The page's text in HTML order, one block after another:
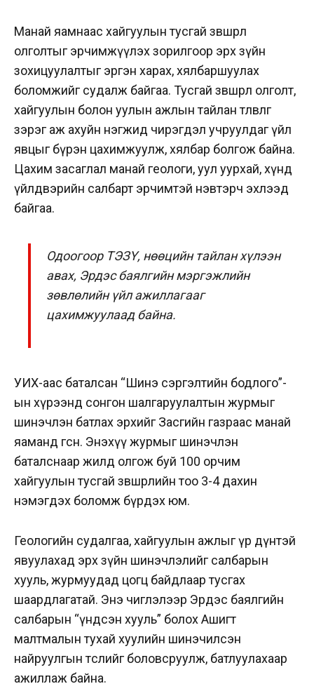
Манай яамнаас хайгуулын тусгай зөвшөөрөл
олголтыг эрчимжүүлэх зорилгоор эрх зүйн
зохицуулалтыг эргэн харах, хялбаршуулах
боломжийг судалж байгаа. Тусгай зөвшөөрөл олголт,
хайгуулын болон уулын ажлын тайлан төлөвлөгөө
зэрэг аж ахуйн нэгжид чирэгдэл учруулдаг үйл
явцыг бүрэн цахимжуулж, хялбар болгож байна.
Цахим засаглал манай геологи, уул уурхай, хүнд
үйлдвэрийн салбарт эрчимтэй нэвтэрч эхлээд
байгаа.
Одоогоор ТЭЗҮ, нөөцийн тайлан хүлээн
авах, Эрдэс баялгийн мэргэжлийн
зөвлөлийн үйл ажиллагааг
цахимжуулаад байна.
УИХ-аас баталсан “Шинэ сэргэлтийн бодлого”-
ын хүрээнд сонгон шалгаруулалтын журмыг
шинэчлэн батлах эрхийг Засгийн газраас манай
яаманд өгсөн. Энэхүү журмыг шинэчлэн
баталснаар жилд олгож буй 100 орчим
хайгуулын тусгай зөвшөөрлийн тоо 3-4 дахин
нэмэгдэх боломж бүрдэх юм.
Геологийн судалгаа, хайгуулын ажлыг үр дүнтэй
явуулахад эрх зүйн шинэчлэлийг салбарын
хууль, журмуудад цогц байдлаар тусгах
шаардлагатай. Энэ чиглэлээр Эрдэс баялгийн
салбарын “үндсэн хууль” болох Ашигт
малтмалын тухай хуулийн шинэчилсэн
найруулгын төслийг боловсруулж, батлуулахаар
ажиллаж байна.